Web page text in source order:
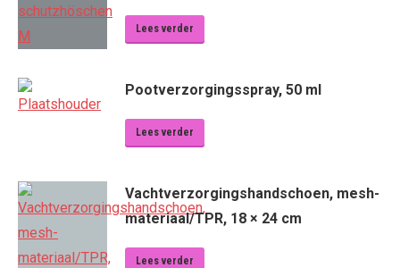
Lees verder
Pootverzorgingsspray, 50 ml
Lees verder
Vachtverzorgingshandschoen, mesh-
materiaal/TPR, 18 × 24 cm
Lees verder